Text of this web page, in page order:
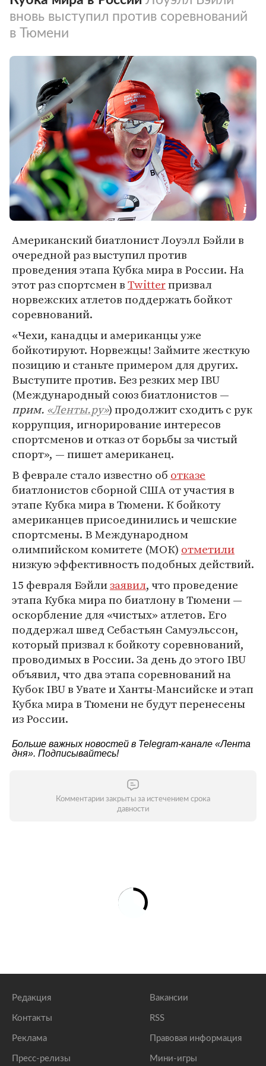
вновь выступил против соревнований
в Тюмени
Американский биатлонист Лоуэлл Бэйли в
очередной раз выступил против
проведения этапа Кубка мира в России. На
этот раз спортсмен вTwitterпризвал
норвежских атлетов поддержать бойкот
соревнований.
«Чехи, канадцы и американцы уже
бойкотируют. Норвежцы! Займите жесткую
позицию и станьте примером для других.
Выступите против. Без резких мер IBU
(Международный союз биатлонистов —
прим. «Ленты.ру») продолжит сходить с рук
коррупция, игнорирование интересов
спортсменов и отказ от борьбы за чистый
спорт», — пишет американец.
В феврале стало известно об отказе
биатлонистов сборной США от участия в
этапе Кубка мира в Тюмени. К бойкоту
американцев присоединились и чешские
спортсмены. В Международном
олимпийском комитете (МОК) отметили
низкую эффективность подобных действий.
15 февраля Бэйлизаявил, что проведение
этапа Кубка мира по биатлону в Тюмени —
оскорбление для «чистых» атлетов. Его
поддержал швед Себастьян Самуэльссон,
который призвал к бойкоту соревнований,
проводимых в России. За день до этого IBU
объявил, что два этапа соревнований на
Кубок IBU в Увате и Ханты-Мансийске и этап
Кубка мира в Тюмени не будут перенесены
из России.
Больше важных новостей в Telegram-канале «Лента
дня». Подписывайтесь!
Комментарии закрыты за истечением срока
давности
Редакция
Контакты
Реклама
Пресс-релизы
Вакансии
RSS
Правовая информация
Мини-игры